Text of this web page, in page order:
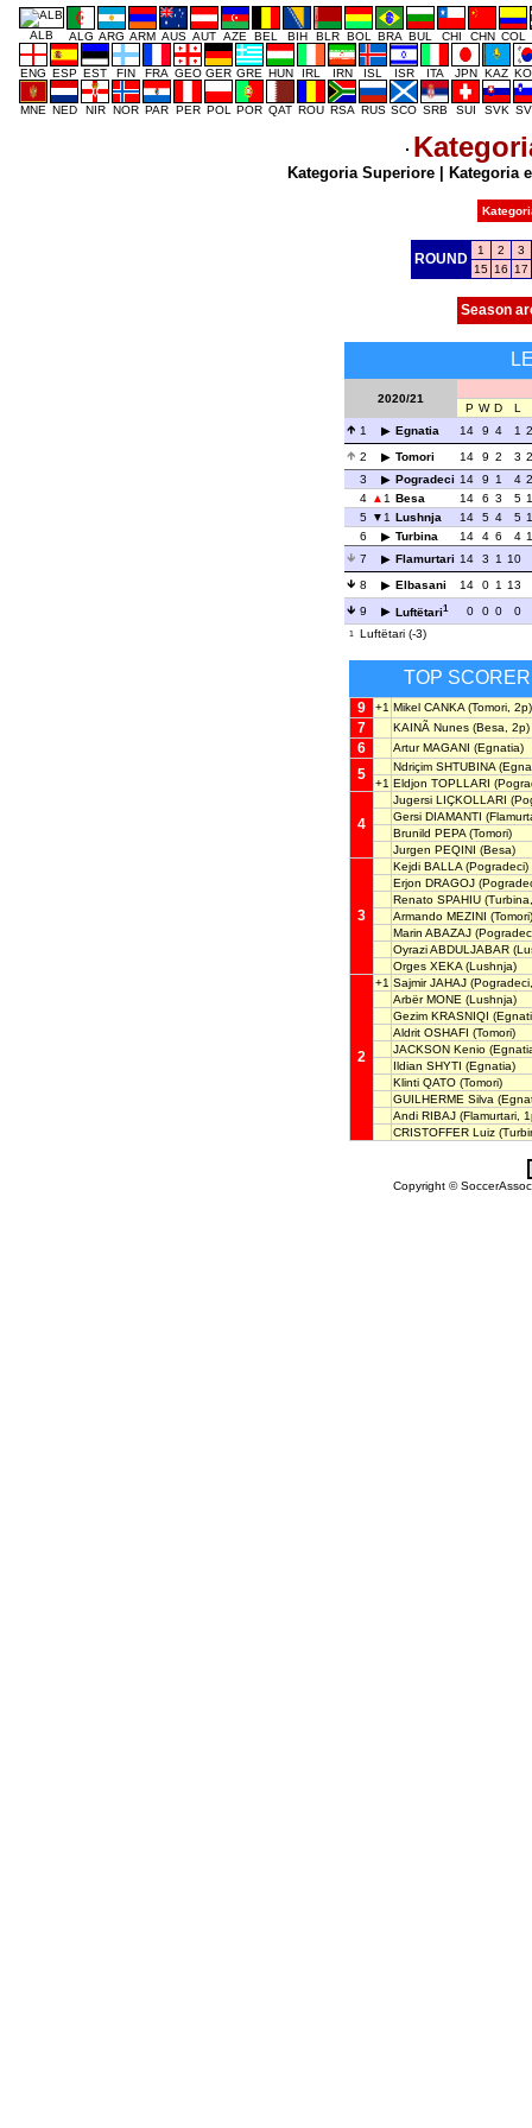
ALB ALG ARG ARM AUS AUT AZE BEL BIH BLR BOL BRA BUL CHI CHN COL
ENG ESP EST FIN FRA GEO GER GRE HUN IRL IRN ISL ISR ITA JPN KAZ
MNE NED NIR NOR PAR PER POL POR QAT ROU RSA RUS SCO SRB SUI SVK
Kategoria Superiore| Kategoria
ROUND
1 2
3
15 16 17
Season
2020/21
P W D
L
1
Egnatia 14 9 4 1
2
Tomori 14 9 2 3
3
Pogradeci 14 9 1 4
4
1 Besa 14 6 3 5
5
1 Lushnja 14 5 4 5
6
Turbina 14 4 6 4
7
Flamurtari 14 3 1
10
8
Elbasani 14 0 1
13
9
Luftëtari1 0 0 0 0
1 Luftëtari (-3)
TOP
9 +1 Mikel CANKA (Tomori, 2p)
7 KAINÃ Nunes (Besa, 2p)
6 Artur MAGANI (Egnatia)
5 Ndriçim SHTUBINA
+1 Eldjon TOPLLARI
4
Jugersi LIÇKOLLARI
Gersi DIAMANTI
Brunild PEPA (Tomori)
Jurgen PEQINI (Besa)
3
Kejdi BALLA (Pogradeci)
Erjon DRAGOJ
Renato SPAHIU
Armando MEZINI (Tomori)
Marin ABAZAJ
Oyrazi ABDULJABAR
Orges XEKA (Lushnja)
2
+1 Sajmir JAHAJ
Arbër MONE (Lushnja)
Gezim KRASNIQI
Aldrit OSHAFI (Tomori)
JACKSON Kenio
Ildian SHYTI (Egnatia)
Klinti QATO (Tomori)
GUILHERME Silva
Andi RIBAJ (Flamurtari,
CRISTOFFER Luiz
Copyright ©